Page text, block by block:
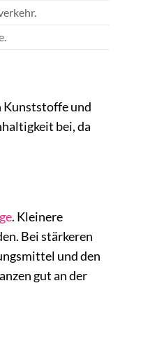
Kunststoffe und
bei, da
. Kleinere
Bei stärkeren
und den
gut an der